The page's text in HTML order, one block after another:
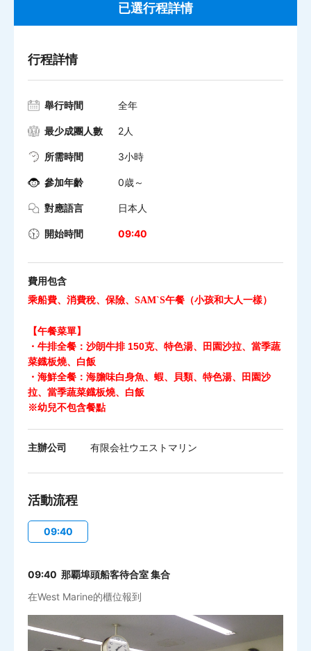
已選行程詳情
行程詳情
舉行時間 全年
最少成團人數 2人
所需時間 3小時
參加年齡 0歳～
對應語言 日本人
開始時間 09:40
費用包含
乘船費、消費稅、保險、SAM`S午餐（小孩和大人一樣）
【午餐菜單】
・牛排全餐：沙朗牛排 150克、特色湯、田園沙拉、當季蔬
菜鐡板燒、白飯
・海鮮全餐：海膽味白身魚、蝦、貝類、特色湯、田園沙
拉、當季蔬菜鐡板燒、白飯
※幼兒不包含餐點
主辦公司 有限会社ウエストマリン
活動流程
09:40
09:40 那覇埠頭船客待合室 集合
在West Marine的櫃位報到